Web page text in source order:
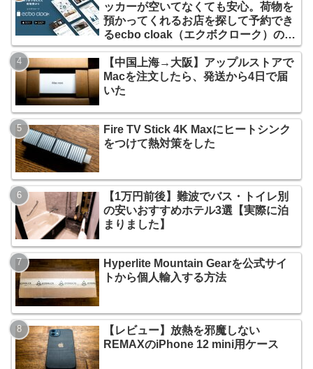
ッカーが空いてなくても安心。荷物を
預かってくれるお店を探して予約でき
るecbo cloak（エクボクローク）の使
い方
【中国上海→大阪】アップルストアで
Macを注文したら、発送から4日で届
いた
Fire TV Stick 4K Maxにヒートシンク
をつけて熱対策をした
【1万円前後】難波でバス・トイレ別
の安いおすすめホテル3選【実際に泊
まりました】
Hyperlite Mountain Gearを公式サイ
トから個人輸入する方法
【レビュー】放熱を邪魔しない
REMAXのiPhone 12 mini用ケース